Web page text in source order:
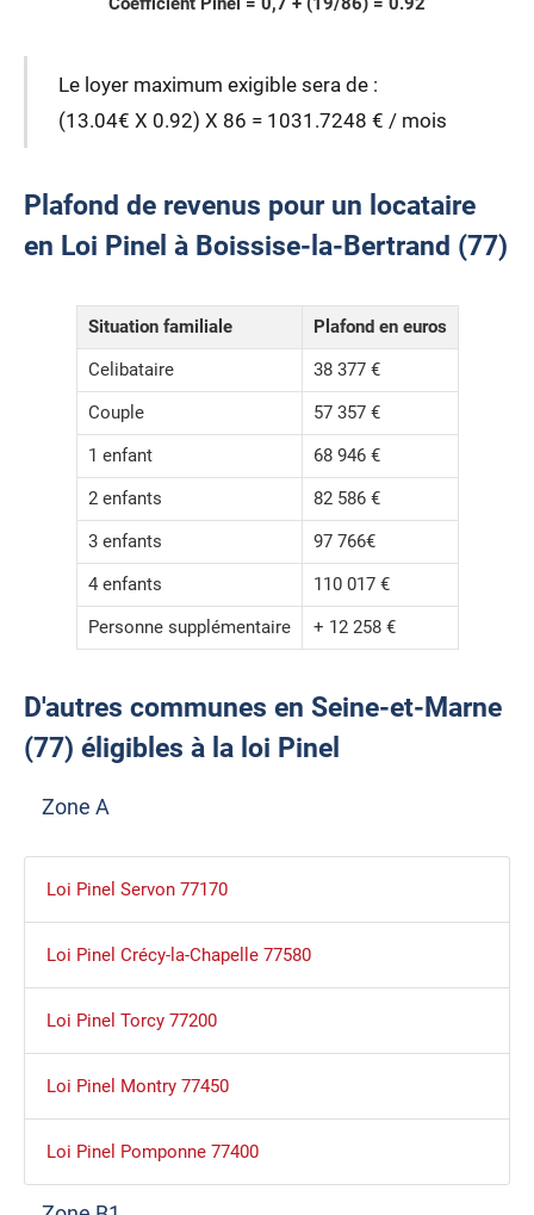
Le loyer maximum exigible sera de :
(13.04€ X 0.92) X 86 = 1031.7248 € / mois
Plafond de revenus pour un locataire
en Loi Pinel à Boissise-la-Bertrand (77)
Situation familiale
Plafond en euros
Celibataire
38 377 €
Couple
57 357 €
1 enfant
68 946 €
2 enfants
82 586 €
3 enfants
97 766€
4 enfants
110 017 €
Personne supplémentaire
+ 12 258 €
D'autres communes en Seine-et-Marne
(77) éligibles à la loi Pinel
Zone A
Loi Pinel Servon 77170
Loi Pinel Crécy-la-Chapelle 77580
Loi Pinel Torcy 77200
Loi Pinel Montry 77450
Loi Pinel Pomponne 77400